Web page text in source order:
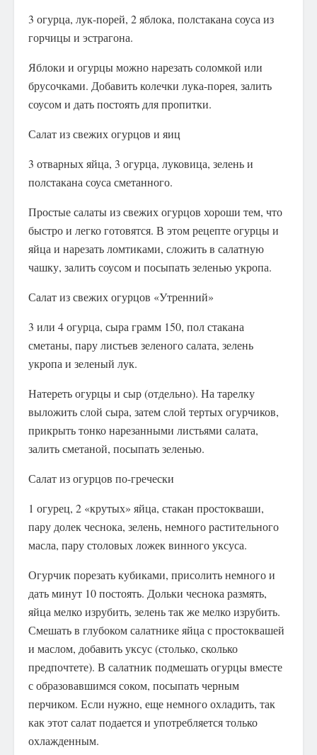
3 огурца, лук-порей, 2 яблока, полстакана соуса из
горчицы и эстрагона.
Яблоки и огурцы можно нарезать соломкой или
брусочками. Добавить колечки лука-порея, залить
соусом и дать постоять для пропитки.
Салат из свежих огурцов и яиц
3 отварных яйца, 3 огурца, луковица, зелень и
полстакана соуса сметанного.
Простые салаты из свежих огурцов хороши тем, что
быстро и легко готовятся. В этом рецепте огурцы и
яйца и нарезать ломтиками, сложить в салатную
чашку, залить соусом и посыпать зеленью укропа.
Салат из свежих огурцов «Утренний»
3 или 4 огурца, сыра грамм 150, пол стакана
сметаны, пару листьев зеленого салата, зелень
укропа и зеленый лук.
Натереть огурцы и сыр (отдельно). На тарелку
выложить слой сыра, затем слой тертых огурчиков,
прикрыть тонко нарезанными листьями салата,
залить сметаной, посыпать зеленью.
Салат из огурцов по-гречески
1 огурец, 2 «крутых» яйца, стакан простокваши,
пару долек чеснока, зелень, немного растительного
масла, пару столовых ложек винного уксуса.
Огурчик порезать кубиками, присолить немного и
дать минут 10 постоять. Дольки чеснока размять,
яйца мелко изрубить, зелень так же мелко изрубить.
Смешать в глубоком салатнике яйца с простоквашей
и маслом, добавить уксус (столько, сколько
предпочтете). В салатник подмешать огурцы вместе
с образовавшимся соком, посыпать черным
перчиком. Если нужно, еще немного охладить, так
как этот салат подается и употребляется только
охлажденным.